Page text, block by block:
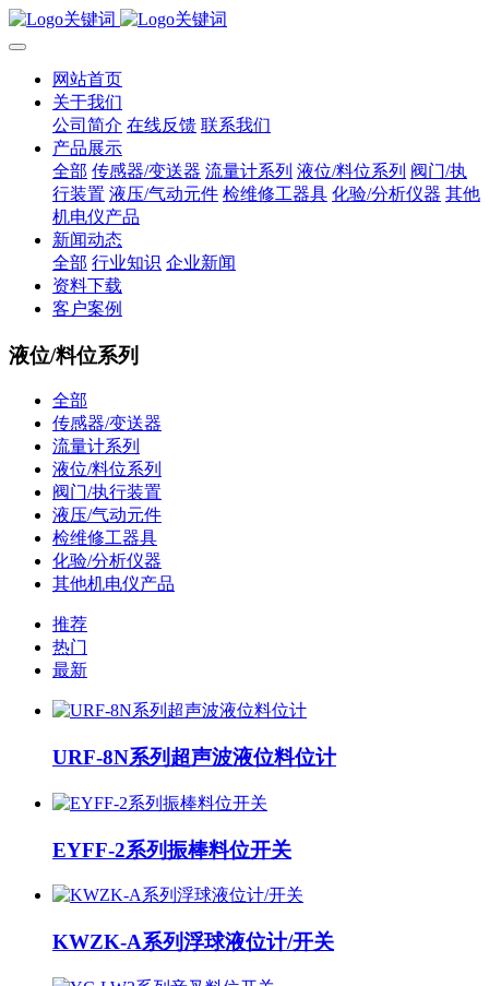
网站首页
关于我们
公司简介 在线反馈 联系我们
产品展示
全部 传感器/变送器 流量计系列 液位/料位系列 阀门/执
行装置 液压/气动元件 检维修工器具 化验/分析仪器 其他
机电仪产品
新闻动态
全部 行业知识 企业新闻
资料下载
客户案例
液位/料位系列
全部
传感器/变送器
流量计系列
液位/料位系列
阀门/执行装置
液压/气动元件
检维修工器具
化验/分析仪器
其他机电仪产品
推荐
热门
最新
URF-8N系列超声波液位料位计
EYFF-2系列振棒料位开关
KWZK-A系列浮球液位计/开关